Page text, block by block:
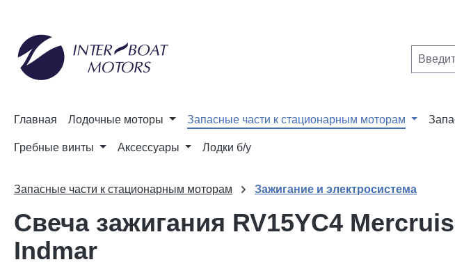
Главная Лодочные моторы Запасные части к стационарным моторам
Гребные винты Аксессуары Лодки б/у
Запасные части к стационарным моторам Зажигание и электросистема
Свеча зажигания RV15YC4
Indmar